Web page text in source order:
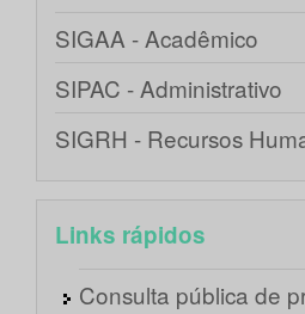
SIGAA - Acadêmico
SIPAC - Administrativo
SIGRH - Recursos
Links rápidos
Consulta pública de